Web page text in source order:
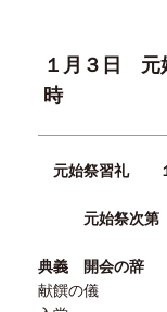
１月３日
時
元始祭習礼
元始祭次第
典義 開会の辞
献饌の儀